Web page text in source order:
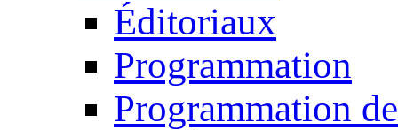
Éditoriaux
Programmation
Programmation